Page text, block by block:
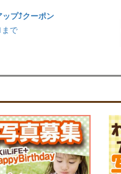
プ⤴️クーポン
で